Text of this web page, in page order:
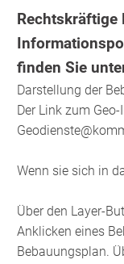
Rechtskräftige
finden Sie
Darstellung der
Der Link zum
Wenn sie sich in
Über den Layer-
Anklicken eines
Bebauungsplan.